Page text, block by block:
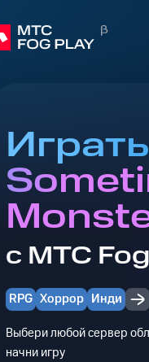
с МТС
RPG Хоррор Инди
Выбери любой сервер
начни игру